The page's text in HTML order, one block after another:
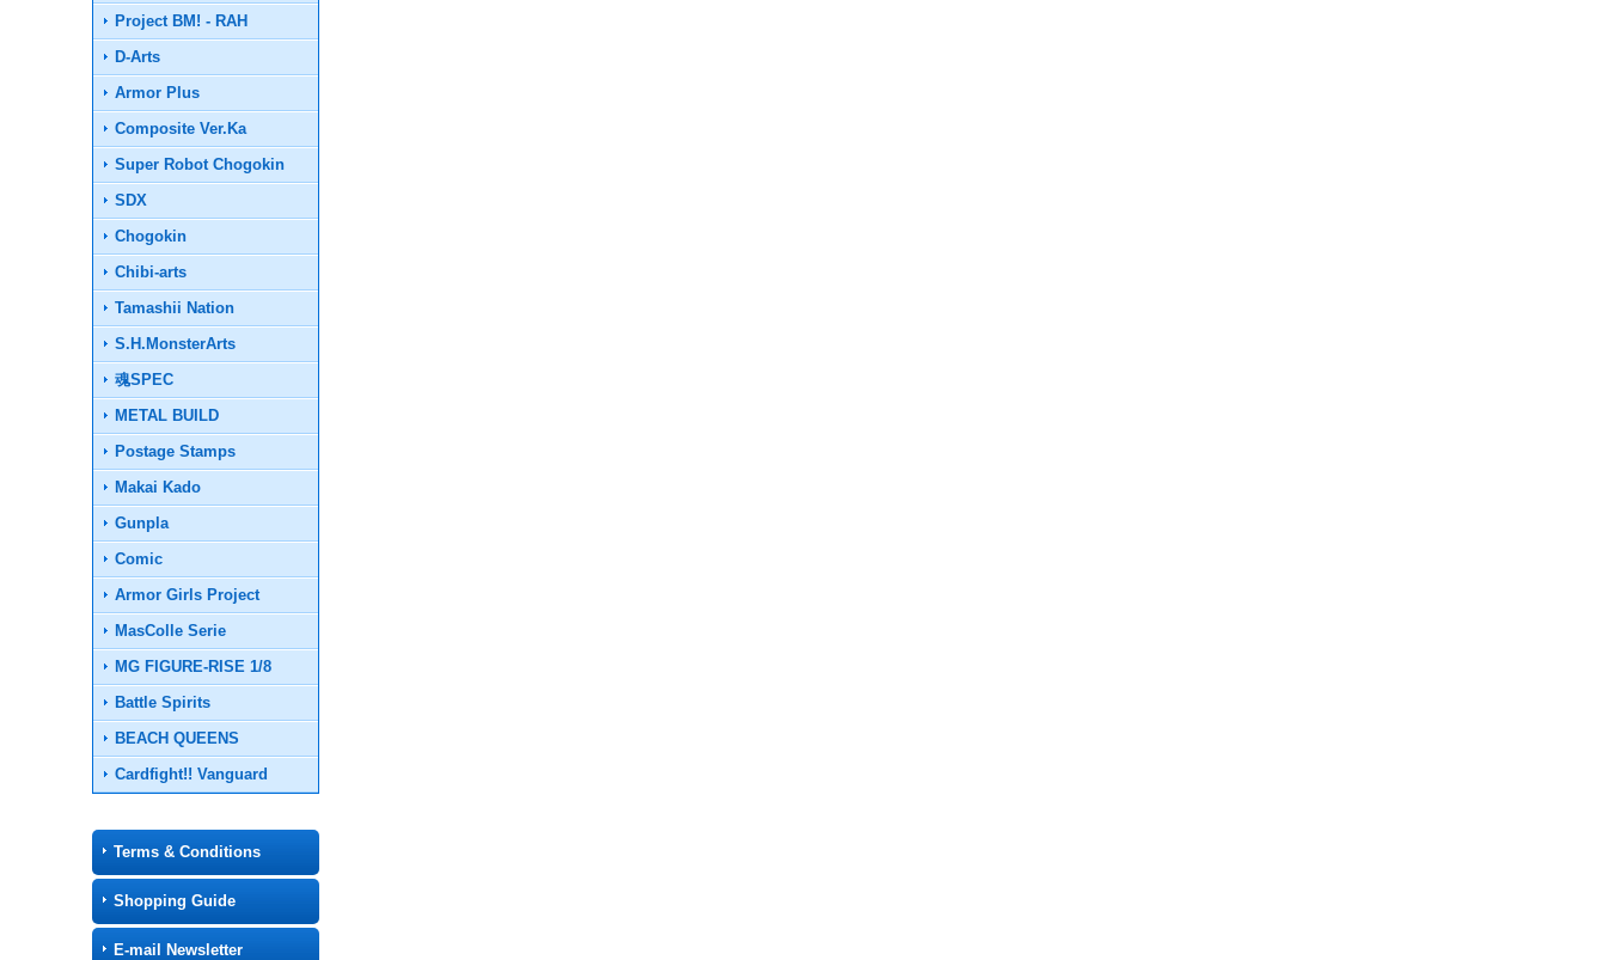
Project BM! - RAH
D-Arts
Armor Plus
Composite Ver.Ka
Super Robot Chogokin
SDX
Chogokin
Chibi-arts
Tamashii Nation
S.H.MonsterArts
魂SPEC
METAL BUILD
Postage Stamps
Makai Kado
Gunpla
Comic
Armor Girls Project
MasColle Serie
MG FIGURE-RISE 1/8
Battle Spirits
BEACH QUEENS
Cardfight!! Vanguard
Terms & Conditions
Shopping Guide
E-mail Newsletter